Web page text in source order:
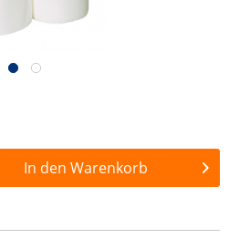
In den Warenkorb